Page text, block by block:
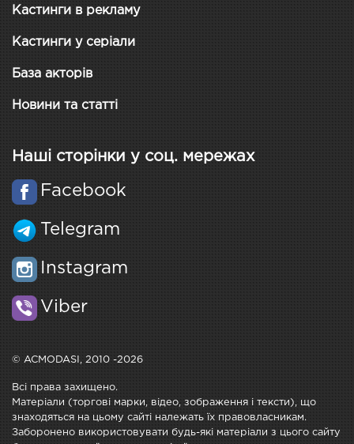
Кастинги в рекламу
Кастинги у серіали
База акторів
Новини та статті
Наші сторінки у соц. мережах
Facebook
Telegram
Instagram
Viber
© ACMODASI, 2010 -2026
Всі права захищено.
Матеріали (торгові марки, відео, зображення і тексти), що
знаходяться на цьому сайті належать їх правовласникам.
Заборонено використовувати будь-які матеріали з цього сайту